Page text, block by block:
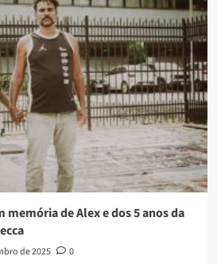
memória de Alex e dos 5 anos da
de 2025
0